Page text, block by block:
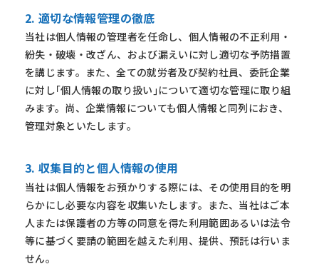
2. 適切な情報管理の徹底
当社は個人情報の管理者を任命し、個人情報の不正利用・
紛失・破壊・改ざん、および漏えいに対し適切な予防措置
を講じます。また、全ての就労者及び契約社員、委託企業
に対し｢個人情報の取り扱い｣について適切な管理に取り組
みます。尚、企業情報についても個人情報と同列におき、
管理対象といたします。
3. 収集目的と個人情報の使用
当社は個人情報をお預かりする際には、その使用目的を明
らかにし必要な内容を収集いたします。また、当社はご本
人または保護者の方等の同意を得た利用範囲あるいは法令
等に基づく要請の範囲を越えた利用、提供、預託は行いま
せん。